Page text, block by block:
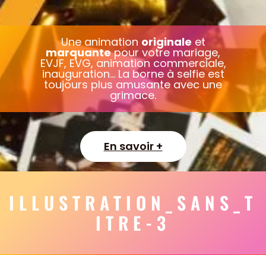
Une animation originale et
marquantepour votre mariage,
EVJF, EVG, animation commerciale,
inauguration… La borne à selfie est
toujours plus amusante avec une
grimace.
En savoir +
ILLUSTRATION_SANS_T
ITRE-3